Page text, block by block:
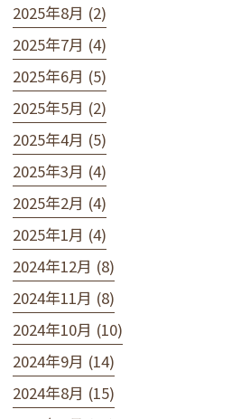
2025年8月 (2)
2025年7月 (4)
2025年6月 (5)
2025年5月 (2)
2025年4月 (5)
2025年3月 (4)
2025年2月 (4)
2025年1月 (4)
2024年12月 (8)
2024年11月 (8)
2024年10月 (10)
2024年9月 (14)
2024年8月 (15)